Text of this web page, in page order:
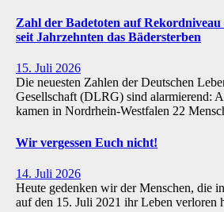
Zahl der Badetoten auf
seit Jahrzehnten das Bädersterben
15. Juli 2026
Die neuesten Zahlen der Deutschen
Gesellschaft (DLRG) sind alarmierend:
kamen in Nordrhein-Westfalen 22
Wir vergessen Euch nicht!
14. Juli 2026
Heute gedenken wir der Menschen, die
auf den 15. Juli 2021 ihr Leben verloren